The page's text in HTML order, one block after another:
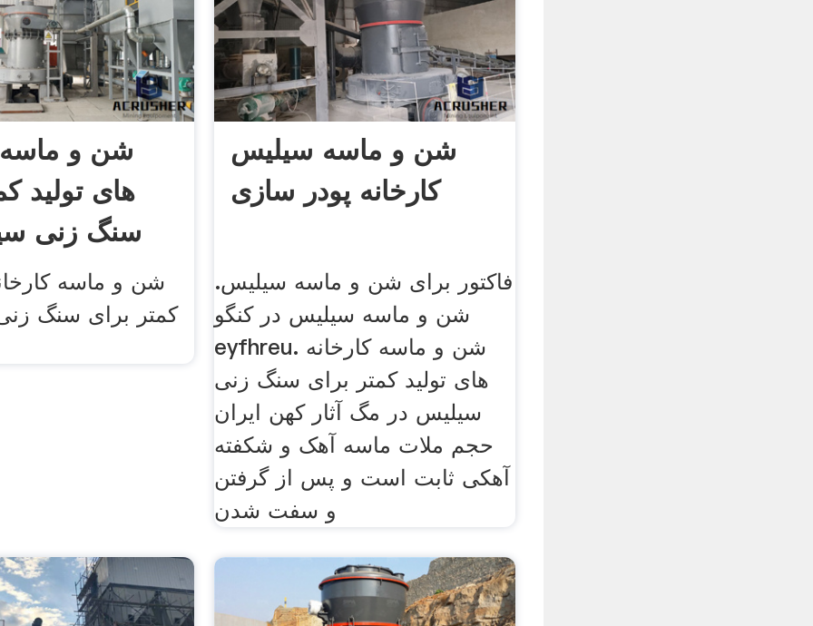
شن و ماسه
های تولید
سنگ زنی
شن و ماسه
کمتر برای سنگ
شن و ماسه سیلیس
کارخانه پودر سازی
فاکتور برای شن و ماسه سیلیس.
شن و ماسه سیلیس در کنگو
eyfhreu. شن و ماسه کارخانه
های تولید کمتر برای سنگ زنی
سیلیس در مگ آثار كهن ايران
حجم ملات ماسه آهک و شکفته
آهکی ثابت است و پس از گرفتن
و سفت شدن